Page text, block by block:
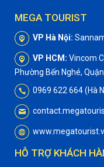
MEGA TOURIST
VP Hà Nội:
VP HCM: Vincom
Phường Bến Nghé, Quận
0969 622 664 (Hà
HỖ TRỢ KHÁCH